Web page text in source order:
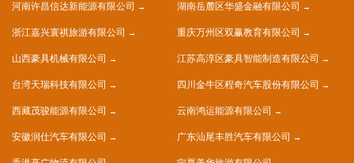
河南许昌信达新能源有限公司 湖南岳麓区华盛金融有限公司
浙江嘉兴寰祺旅游有限公司 重庆万州区双赢教育有限公司
山西豪具机械有限公司 江苏高淳区豪具智能制造有限公司
台湾天瑞科技有限公司 四川金牛区程奇汽车股份有限公司
西藏茂骏能源有限公司 云南鸿运能源有限公司
安徽润仕汽车有限公司 广东汕尾丰胜汽车有限公司